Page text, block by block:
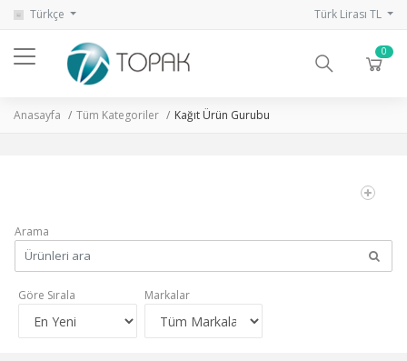
Türkçe Türk Lirası TL
0
Anasayfa Tüm Kategoriler Kağıt Ürün Gurubu
Arama
Göre Sırala Markalar